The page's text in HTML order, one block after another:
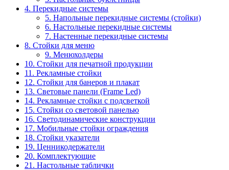
4. Перекидные системы
5. Напольные перекидные системы (стойки)
6. Настольные перекидные системы
7. Настенные перекидные системы
8. Стойки для меню
9. Менюхолдеры
10. Стойки для печатной продукции
11. Рекламные стойки
12. Стойки для банеров и плакат
13. Световые панели (Frame Led)
14. Рекламные стойки с подсветкой
15. Стойки со световой панелью
16. Светодинамические конструкции
17. Мобильные стойки ограждения
18. Стойки указатели
19. Ценникодержатели
20. Комплектующие
21. Настольные таблички